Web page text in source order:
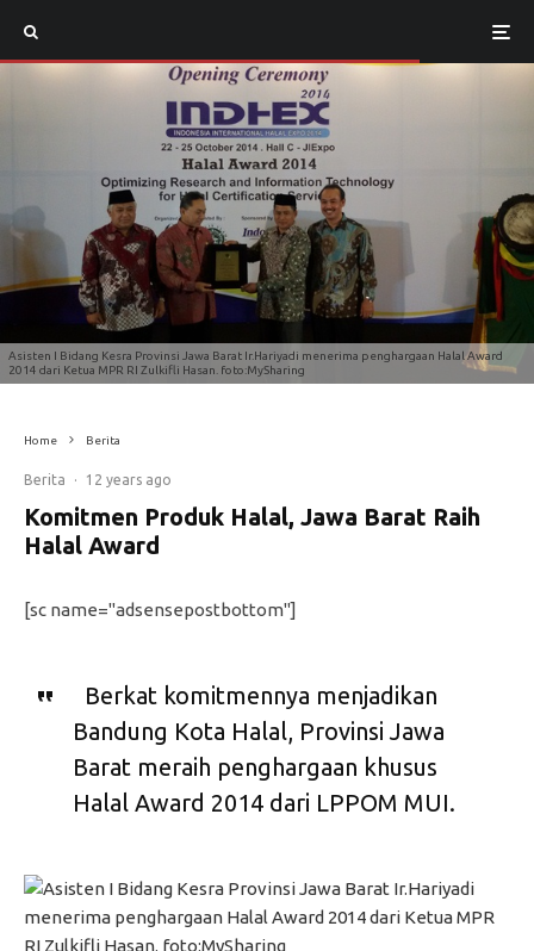
Asisten I Bidang Kesra Provinsi Jawa Barat Ir.Hariyadi menerima penghargaan Halal Award
2014 dari Ketua MPR RI Zulkifli Hasan. foto:MySharing
Home Berita
Berita · 12 years ago
Komitmen Produk Halal, Jawa Barat Raih
Halal Award
[sc name="adsensepostbottom"]
Berkat komitmennya menjadikan
Bandung Kota Halal, Provinsi Jawa
Barat meraih penghargaan khusus
Halal Award 2014 dari LPPOM MUI.